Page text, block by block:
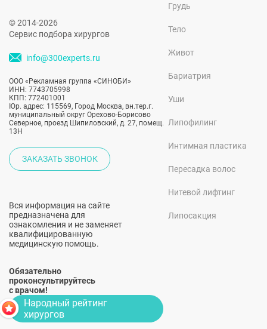
© 2014-2026
Сервис подбора хирургов
info@300experts.ru
ООО «Рекламная группа «СИНОБИ»
ИНН: 7743705998
КПП: 772401001
Юр. адрес: 115569, Город Москва, вн.тер.г.
муниципальный округ Орехово-Борисово
Северное, проезд Шипиловский, д. 27, помещ.
13Н
ЗАКАЗАТЬ ЗВОНОК
Вся информация на сайте
предназначена для
ознакомления и не заменяет
квалифицированную
медицинскую помощь.
Обязательно
проконсультируйтесь
с врачом!
Грудь
Тело
Живот
Бариатрия
Уши
Липофилинг
Интимная пластика
Пересадка волос
Нитевой лифтинг
Липосакция
Народный рейтинг
хирургов